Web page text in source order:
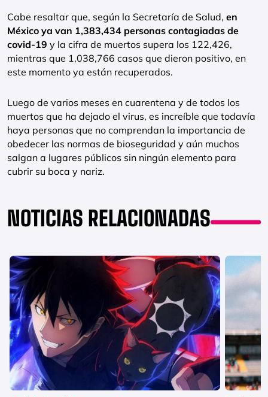
Cabe resaltar que, según la Secretaría de Salud, en
México ya van 1,383,434 personas contagiadas de
covid-19 y la cifra de muertos supera los 122,426,
mientras que 1,038,766 casos que dieron positivo, en
este momento ya están recuperados.
Luego de varios meses en cuarentena y de todos los
muertos que ha dejado el virus, es increíble que todavía
haya personas que no comprendan la importancia de
obedecer las normas de bioseguridad y aún muchos
salgan a lugares públicos sin ningún elemento para
cubrir su boca y nariz.
NOTICIAS RELACIONADAS